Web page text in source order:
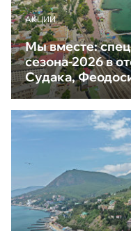
АКЦИИ
Мы вместе:
сезона-2026 в
Судака,